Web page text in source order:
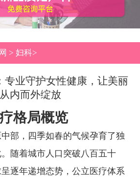
>妇科>
专业守护女性健康，让美丽
从内而外绽放
格局概览
部，四季如春的气候孕育了独
随着城市人口突破八百五十
逐年递增态势，公立医疗体系